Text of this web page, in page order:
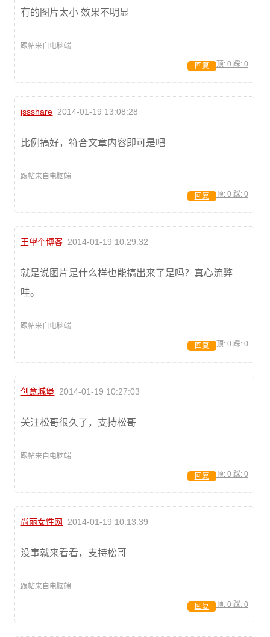
有的图片太小 效果不明显
跟帖来自电脑端
顶: 0 踩: 0
回复
jssshare 2014-01-19 13:08:28
比例搞好，符合文章内容即可是吧
跟帖来自电脑端
顶: 0 踩: 0
回复
王望奎博客 2014-01-19 10:29:32
就是说图片是什么样也能搞出来了是吗？真心流弊
哇。
跟帖来自电脑端
顶: 0 踩: 0
回复
创意城堡 2014-01-19 10:27:03
关注松哥很久了，支持松哥
跟帖来自电脑端
顶: 0 踩: 0
回复
尚丽女性网 2014-01-19 10:13:39
没事就来看看，支持松哥
跟帖来自电脑端
顶: 0 踩: 0
回复